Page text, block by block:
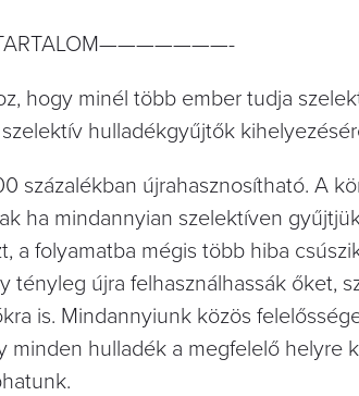
hogy minél több ember tudja
hulladékgyűjtők
százalékban újrahasznosítható. A
ha mindannyian szelektíven
a folyamatba mégis több hiba
tényleg újra felhasználhassák őket,
is. Mindannyiunk közös
minden hulladék a megfelelő helyre